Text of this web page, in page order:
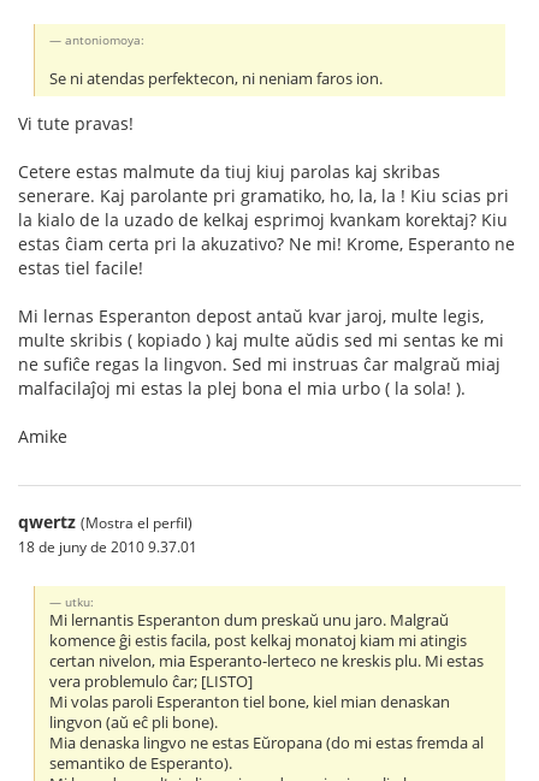
antoniomoya:
Se ni atendas perfektecon, ni neniam faros ion.
Vi tute pravas!
Cetere estas malmute da tiuj kiuj parolas kaj skribas
senerare. Kaj parolante pri gramatiko, ho, la, la ! Kiu scias pri
la kialo de la uzado de kelkaj esprimoj kvankam korektaj? Kiu
estas ĉiam certa pri la akuzativo? Ne mi! Krome, Esperanto ne
estas tiel facile!
Mi lernas Esperanton depost antaŭ kvar jaroj, multe legis,
multe skribis ( kopiado ) kaj multe aŭdis sed mi sentas ke mi
ne sufiĉe regas la lingvon. Sed mi instruas ĉar malgraŭ miaj
malfacilaĵoj mi estas la plej bona el mia urbo ( la sola! ).
Amike
qwertz (Mostra el perfil)
18 de juny de 2010 9.37.01
utku:
Mi lernantis Esperanton dum preskaŭ unu jaro. Malgraŭ
komence ĝi estis facila, post kelkaj monatoj kiam mi atingis
certan nivelon, mia Esperanto-lerteco ne kreskis plu. Mi estas
vera problemulo ĉar; [LISTO]
Mi volas paroli Esperanton tiel bone, kiel mian denaskan
lingvon (aŭ eĉ pli bone).
Mia denaska lingvo ne estas Eŭropana (do mi estas fremda al
semantiko de Esperanto).